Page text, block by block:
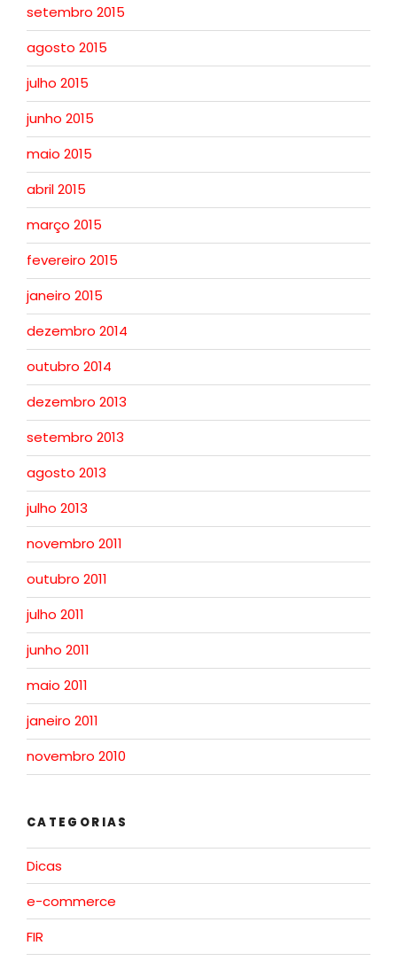
setembro 2015
agosto 2015
julho 2015
junho 2015
maio 2015
abril 2015
março 2015
fevereiro 2015
janeiro 2015
dezembro 2014
outubro 2014
dezembro 2013
setembro 2013
agosto 2013
julho 2013
novembro 2011
outubro 2011
julho 2011
junho 2011
maio 2011
janeiro 2011
novembro 2010
CATEGORIAS
Dicas
e-commerce
FIR